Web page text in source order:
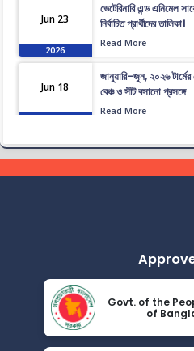
Jun 23
2026
ভেটেরিনারি এন্ড এনিমেল
নির্বাচিত প্রার্থীদের তালিকা।
Read More
Jun 18
2026
জানুয়ারি-জুন, ২০২৬
বেঞ্চ ও সীট বসানো প্রসঙ্গে
Read More
ভেটেরিনারি এন্ড এনিমেল
নির্বাচিত প্রার্থীদের তালিকা।
Read More
Jun 14
2026
জানুয়ারি-জুন, ২০২৬ টার্মের
বিজ্ঞপ্তি
Govt. of the
of